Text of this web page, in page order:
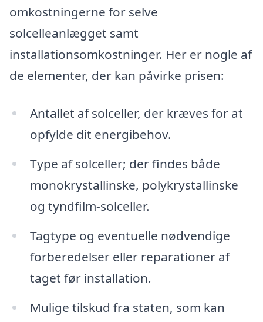
omkostningerne for selve
solcelleanlægget samt
installationsomkostninger. Her er nogle af
de elementer, der kan påvirke prisen:
Antallet af solceller, der kræves for at
opfylde dit energibehov.
Type af solceller; der findes både
monokrystallinske, polykrystallinske
og tyndfilm-solceller.
Tagtype og eventuelle nødvendige
forberedelser eller reparationer af
taget før installation.
Mulige tilskud fra staten, som kan